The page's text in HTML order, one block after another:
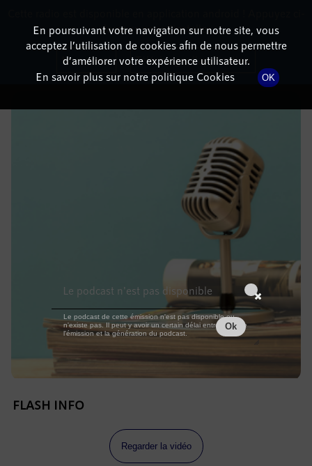
DÉTAILS DE L'ÉPISODE
15 mars 2022à 11h59, durée : Invalid date
FLASH INFO
Regarder la vidéo
En poursuivant votre navigation sur notre site, vous
acceptez l’utilisation de cookies afin de nous permettre
d’améliorer votre expérience utilisateur.
En savoir plus sur notre politique Cookies
OK
dessous pour l'installer.
Non merci Télécharger l'application
Le podcast n'est pas disponible
Le podcast de cette émission n'est pas disponible ou
n'existe pas. Il peut y avoir un certain délai entre la fin de
l'émission et la génération du podcast.
Ok